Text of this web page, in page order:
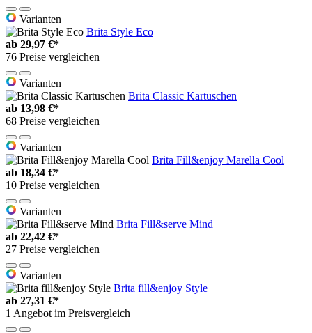
Varianten
Brita Style Eco
ab 29,97 €*
76 Preise vergleichen
Varianten
Brita Classic Kartuschen
ab 13,98 €*
68 Preise vergleichen
Varianten
Brita Fill&enjoy Marella Cool
ab 18,34 €*
10 Preise vergleichen
Varianten
Brita Fill&serve Mind
ab 22,42 €*
27 Preise vergleichen
Varianten
Brita fill&enjoy Style
ab 27,31 €*
1 Angebot im Preisvergleich